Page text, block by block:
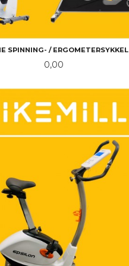
SPINNING- / ERGOMETERSYKKEL
Pris
0,00